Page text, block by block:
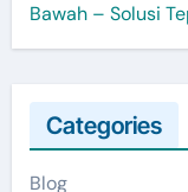
Bawah – Solusi
Categories
Blog